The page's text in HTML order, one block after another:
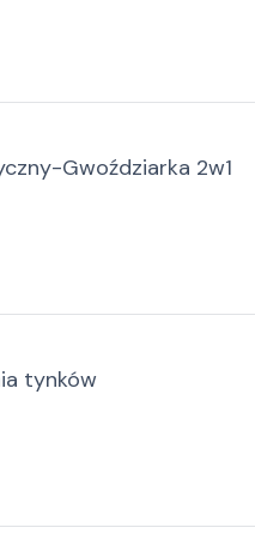
Gwoździarka 2w1
tynków